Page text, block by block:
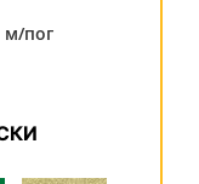
м/пог